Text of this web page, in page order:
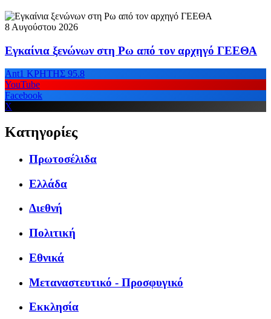
8 Αυγούστου 2026
Εγκαίνια ξενώνων στη Ρω από τον αρχηγό ΓΕΕΘΑ
Ant1 ΚΡΗΤΗΣ 95.8
YouTube
Facebook
X
Κατηγορίες
Πρωτοσέλιδα
Ελλάδα
Διεθνή
Πολιτική
Εθνικά
Μεταναστευτικό - Προσφυγικό
Εκκλησία